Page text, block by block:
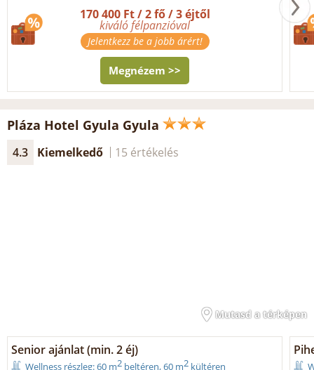
170 400 Ft / 2 fő / 3 éjtől
kiváló félpanzióval
Jelentkezz be a jobb árért!
Megnézem >>
Pláza Hotel Gyula Gyula
4.3 Kiemelkedő 15 értékelés
Mutasd a térképen
Senior ajánlat (min. 2 éj)
Wellness részleg: 60 m2 beltéren, 60 m2 kültéren